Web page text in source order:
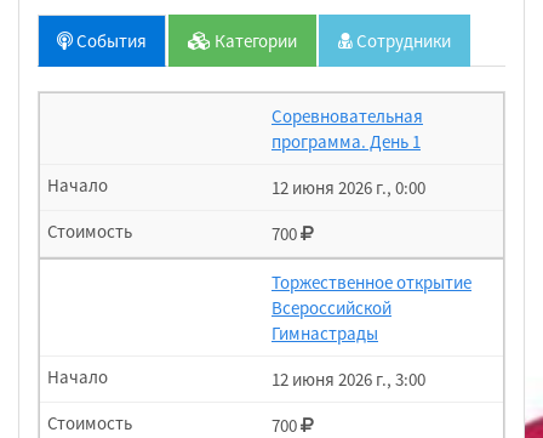
События Категории Сотрудники
Соревновательная
программа. День 1
12 июня 2026 г., 0:00
700
Торжественное открытие
Всероссийской
Гимнастрады
12 июня 2026 г., 3:00
700